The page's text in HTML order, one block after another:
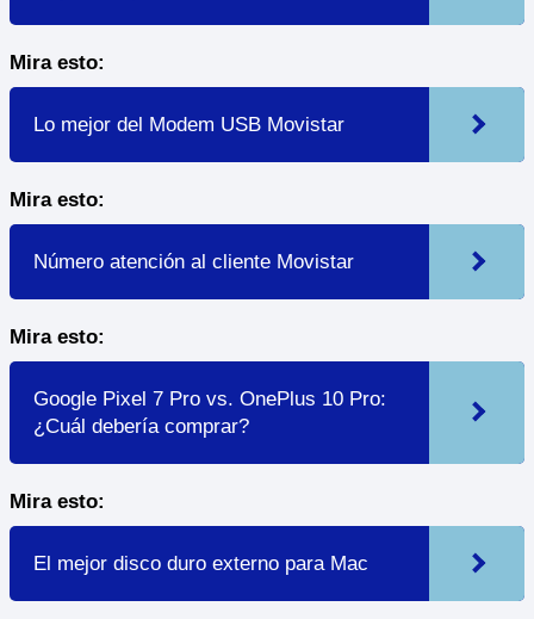
Mira esto:
Lo mejor del Modem USB Movistar
Mira esto:
Número atención al cliente Movistar
Mira esto:
Google Pixel 7 Pro vs. OnePlus 10 Pro:
¿Cuál debería comprar?
Mira esto:
El mejor disco duro externo para Mac